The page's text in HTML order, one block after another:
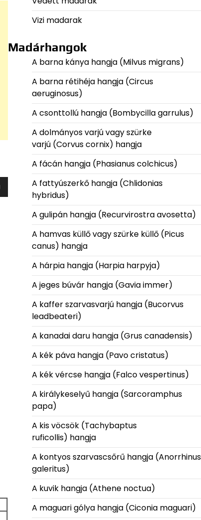
Vizi madarak
Madárhangok
A barna kánya hangja (Milvus migrans)
A barna rétihéja hangja (Circus
aeruginosus)
A csonttollú hangja (Bombycilla garrulus)
A dolmányos varjú vagy szürke
varjú (Corvus cornix) hangja
A fácán hangja (Phasianus colchicus)
A fattyúszerkő hangja (Chlidonias
hybridus)
A gulipán hangja (Recurvirostra avosetta)
A hamvas küllő vagy szürke küllő (Picus
canus) hangja
A hárpia hangja (Harpia harpyja)
A jeges búvár hangja (Gavia immer)
A kaffer szarvasvarjú hangja (Bucorvus
leadbeateri)
A kanadai daru hangja (Grus canadensis)
A kék páva hangja (Pavo cristatus)
A kék vércse hangja (Falco vespertinus)
A királykeselyű hangja (Sarcoramphus
papa)
A kis vöcsök (Tachybaptus
ruficollis) hangja
A kontyos szarvascsőrű hangja (Anorrhinus
galeritus)
A kuvik hangja (Athene noctua)
A maguari gólya hangja (Ciconia maguari)